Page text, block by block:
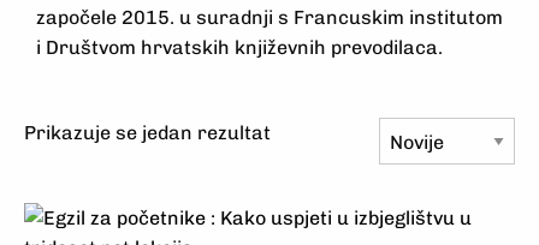
započele 2015. u suradnji s Francuskim institutom
i Društvom hrvatskih književnih prevodilaca.
Prikazuje se jedan rezultat